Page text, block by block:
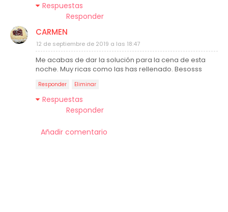
Respuestas
Responder
CARMEN
12 de septiembre de 2019 a las 18:47
Me acabas de dar la solución para la cena de esta
noche. Muy ricas como las has rellenado. Besosss
Responder Eliminar
Respuestas
Responder
Añadir comentario